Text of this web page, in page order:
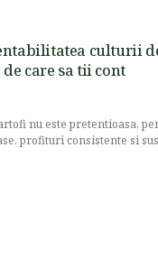
culturii
care sa tii cont
nu este pretentioasa,
profituri consistente si